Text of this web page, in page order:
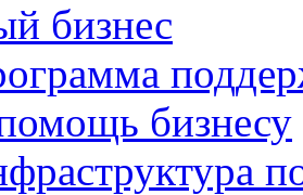
бизнес
бизнесу